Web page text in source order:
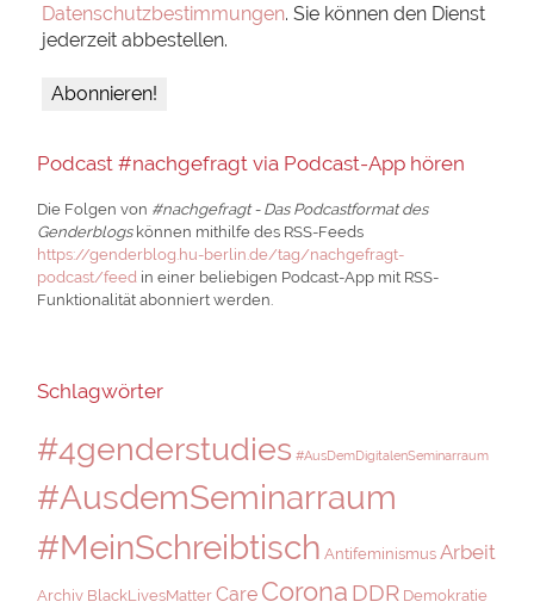
Datenschutzbestimmungen. Sie können den Dienst
jederzeit abbestellen.
Podcast #nachgefragt via Podcast-App hören
Die Folgen von #nachgefragt - Das Podcastformat des
Genderblogskönnen mithilfe des RSS-Feeds
https://genderblog.hu-berlin.de/tag/nachgefragt-
podcast/feed in einer beliebigen Podcast-App mit RSS-
Funktionalität abonniert werden.
Schlagwörter
#4genderstudies #AusDemDigitalenSeminarraum
#AusdemSeminarraum
#MeinSchreibtisch Antifeminismus Arbeit
Archiv BlackLivesMatter Care Corona DDR Demokratie